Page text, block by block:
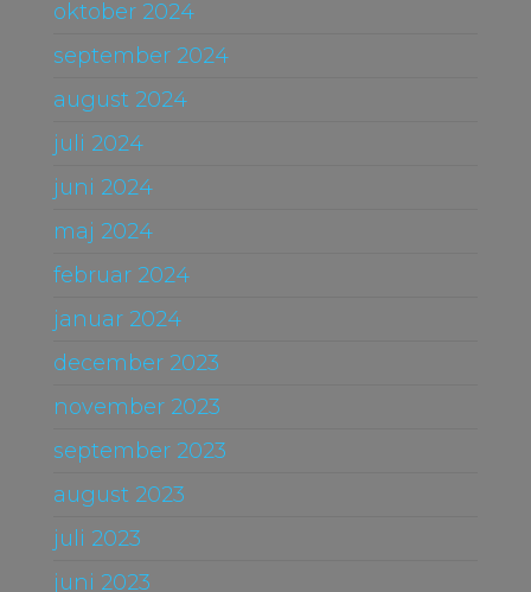
oktober 2024
september 2024
august 2024
juli 2024
juni 2024
maj 2024
februar 2024
januar 2024
december 2023
november 2023
september 2023
august 2023
juli 2023
juni 2023